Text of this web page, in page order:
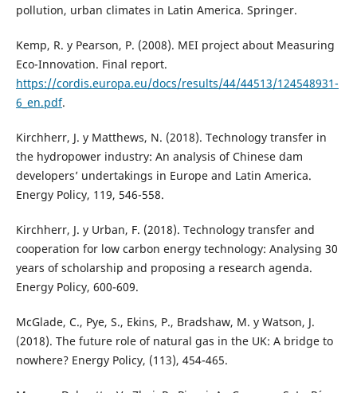
pollution, urban climates in Latin America. Springer.
Kemp, R. y Pearson, P. (2008). MEI project about Measuring
Eco-Innovation. Final report.
https://cordis.europa.eu/docs/results/44/44513/124548931-
6_en.pdf.
Kirchherr, J. y Matthews, N. (2018). Technology transfer in
the hydropower industry: An analysis of Chinese dam
developers’ undertakings in Europe and Latin America.
Energy Policy, 119, 546-558.
Kirchherr, J. y Urban, F. (2018). Technology transfer and
cooperation for low carbon energy technology: Analysing 30
years of scholarship and proposing a research agenda.
Energy Policy, 600-609.
McGlade, C., Pye, S., Ekins, P., Bradshaw, M. y Watson, J.
(2018). The future role of natural gas in the UK: A bridge to
nowhere? Energy Policy, (113), 454-465.